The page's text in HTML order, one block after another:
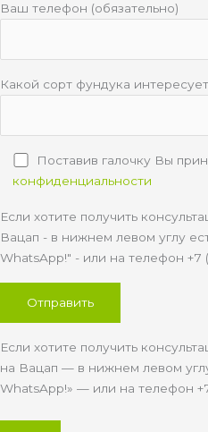
Ваш телефон (обязательно)
Какой сорт фундука
Поставив галочку Вы
конфиденциальности
Если хотите получить
Вацап - в нижнем левом углу
WhatsApp!" - или на телефон +7
Если хотите получить
на Вацап — в нижнем левом
WhatsApp!» — или на телефон